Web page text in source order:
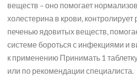
веществ – оно помогает
холестерина в крови,
печенью ядовитых веществ,
системе бороться с инфекциями и
к применению Принимать 1
или по рекомендации специалиста.